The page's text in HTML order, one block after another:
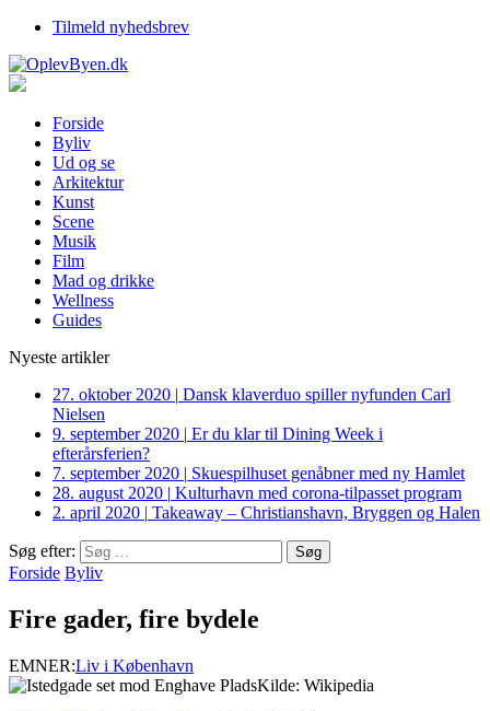
Tilmeld nyhedsbrev
Forside
Byliv
Ud og se
Arkitektur
Kunst
Scene
Musik
Film
Mad og drikke
Wellness
Guides
Nyeste artikler
27. oktober 2020 | Dansk klaverduo spiller nyfunden Carl
Nielsen
9. september 2020 | Er du klar til Dining Week i
efterårsferien?
7. september 2020 | Skuespilhuset genåbner med ny Hamlet
28. august 2020 | Kulturhavn med corona-tilpasset program
2. april 2020 | Takeaway – Christianshavn, Bryggen og Halen
Søg efter:
Forside Byliv
Fire gader, fire bydele
EMNER:Liv i København
Kilde: Wikipedia